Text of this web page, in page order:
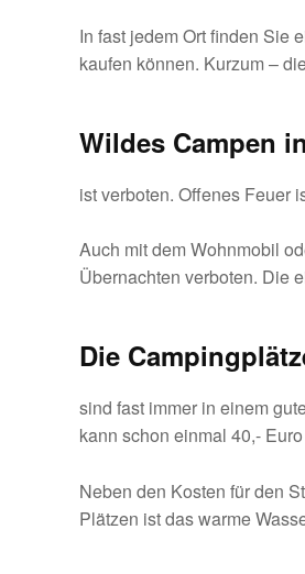
In fast jedem Ort finden Sie
kaufen können. Kurzum –
Wildes Campen
ist verboten. Offenes Feuer
Auch mit dem Wohnmobil
Übernachten verboten. Die
Die
sind fast immer in einem
kann schon einmal 40,-
Neben den Kosten für den
Plätzen ist das warme